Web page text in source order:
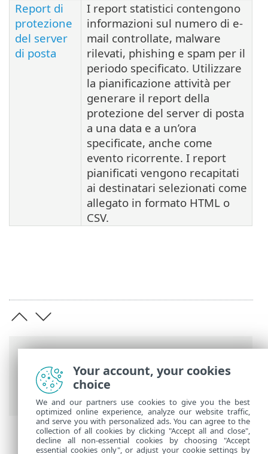
Guida online ESET ESET Mail Security
Per iniziare
> Report
Report di
protezione
del server
di posta
I report statistici contengono
informazioni sul numero di e-
mail controllate, malware
rilevati, phishing e spam per il
periodo specificato. Utilizzare
la pianificazione attività per
generare il report della
protezione del server di posta
a una data e a un’ora
specificate, anche come
evento ricorrente. I report
pianificati vengono recapitati
ai destinatari selezionati come
allegato in formato HTML o
CSV.
Your account, your cookies
choice
We and our partners use cookies to give you the best
optimized online experience, analyze our website traffic,
and serve you with personalized ads. You can agree to the
collection of all cookies by clicking "Accept all and close",
decline all non-essential cookies by choosing "Accept
essential cookies only", or adjust your cookie settings by